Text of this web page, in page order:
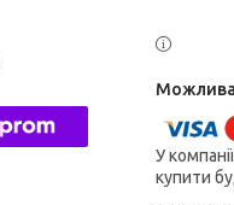
У
купити